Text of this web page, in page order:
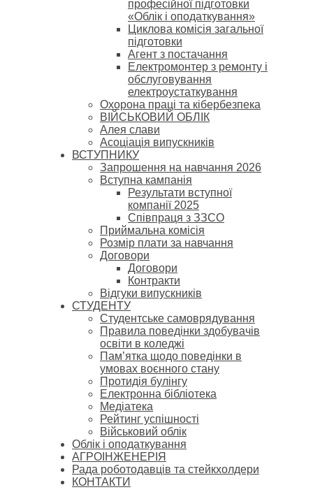
професійної підготовки
«Облік і оподаткування»
Циклова комісія загальної
підготовки
Агент з постачання
Електромонтер з ремонту і
обслуговування
електроустаткування
Охорона праці та кібербезпека
ВІЙСЬКОВИЙ ОБЛІК
Алея слави
Асоціація випускників
ВСТУПНИКУ
Запрошення на навчання 2026
Вступна кампанія
Результати вступної
компанії 2025
Співпраця з ЗЗСО
Приймальна комісія
Розмір плати за навчання
Договори
Договори
Контракти
Відгуки випускників
СТУДЕНТУ
Cтудентське самоврядування
Правила поведінки здобувачів
освіти в коледжі
Пам’ятка щодо поведінки в
умовах воєнного стану
Протидія булінгу
Електронна бібліотека
Медіатека
Рейтинг успішності
Військовий облік
Облік і оподаткування
АГРОІНЖЕНЕРІЯ
Рада роботодавців та стейкхолдери
КОНТАКТИ